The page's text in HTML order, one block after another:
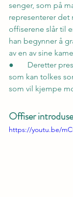
senger, som på
representerer det
offiserene slår til
han begynner å
av en av sine
●       Deretter
som kan tolkes
som vil kjempe
Offiser
https://youtu.be/